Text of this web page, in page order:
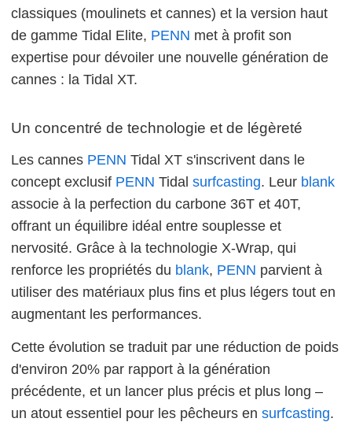
classiques (moulinets et cannes) et la version haut
de gamme Tidal Elite, PENN met à profit son
expertise pour dévoiler une nouvelle génération de
cannes : la Tidal XT.
Un concentré de technologie et de légèreté
Les cannes PENN Tidal XT s'inscrivent dans le
concept exclusif PENN Tidal surfcasting. Leur blank
associe à la perfection du carbone 36T et 40T,
offrant un équilibre idéal entre souplesse et
nervosité. Grâce à la technologie X-Wrap, qui
renforce les propriétés du blank, PENN parvient à
utiliser des matériaux plus fins et plus légers tout en
augmentant les performances.
Cette évolution se traduit par une réduction de poids
d'environ 20% par rapport à la génération
précédente, et un lancer plus précis et plus long –
un atout essentiel pour les pêcheurs en surfcasting.